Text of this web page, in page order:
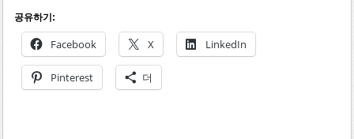
공유하기:
Facebook X LinkedIn
Pinterest 더